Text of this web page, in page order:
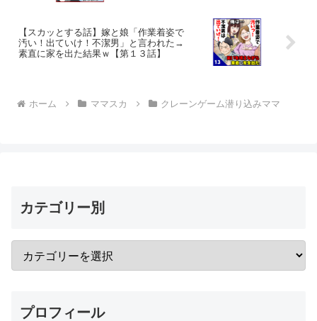
【スカッとする話】嫁と娘「作業着姿で
汚い！出ていけ！不潔男」と言われた→
素直に家を出た結果ｗ【第１３話】
ホーム ママスカ クレーンゲーム潜り込みママ
カテゴリー別
プロフィール